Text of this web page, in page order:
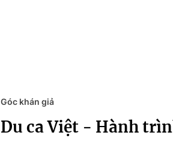
Góc khán giả
Du ca Việt - Hành